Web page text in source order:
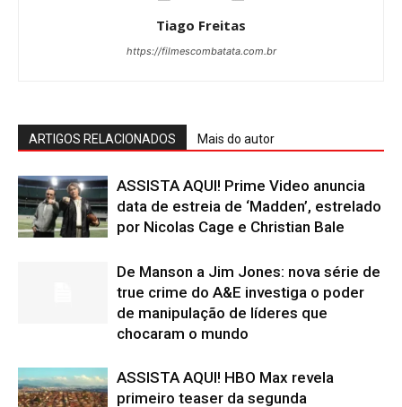
Tiago Freitas
https://filmescombatata.com.br
ARTIGOS RELACIONADOS Mais do autor
ASSISTA AQUI! Prime Video anuncia
data de estreia de ‘Madden’, estrelado
por Nicolas Cage e Christian Bale
De Manson a Jim Jones: nova série de
true crime do A&E investiga o poder
de manipulação de líderes que
chocaram o mundo
ASSISTA AQUI! HBO Max revela
primeiro teaser da segunda